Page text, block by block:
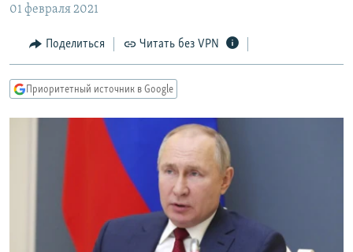
Вернутся
Вернутся
МНЕНИЯ
КУЛЬТУРА
КАВКАЗ.РЕАЛИИ
СИБИРЬ.РЕАЛИИ
РАСПИСАНИЕ ВЕЩАНИЯ
ПОДПИШИТЕСЬ НА РАССЫЛКУ
01 февраля 2021
Поделиться Читать без VPN
Приоритетный источник в Google